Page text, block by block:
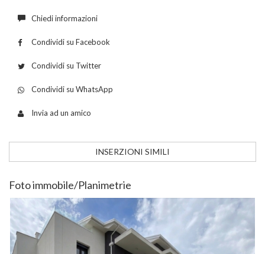
Chiedi informazioni
Condividi su Facebook
Condividi su Twitter
Condividi su WhatsApp
Invia ad un amico
INSERZIONI SIMILI
Foto immobile/Planimetrie